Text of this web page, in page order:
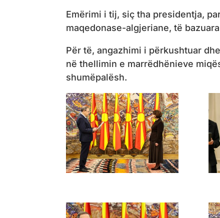
Emërimi i tij, siç tha presidentja,
maqedonase-algjeriane, të
Për të, angazhimi i përkushtuar
në thellimin e marrëdhënieve
shumëpalësh.